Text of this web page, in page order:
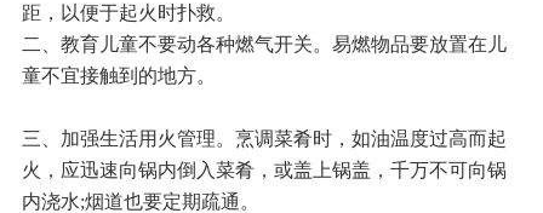
距，以便于起火时扑救。
二、教育儿童不要动各种燃气开关。易燃物品要放置在儿
童不宜接触到的地方。
三、加强生活用火管理。烹调菜肴时，如油温度过高而起
火，应迅速向锅内倒入菜肴，或盖上锅盖，千万不可向锅
内浇水;烟道也要定期疏通。